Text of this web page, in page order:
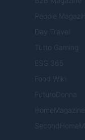
People
Day Travel
Tutto Gaming
ESG 365
Food Wiki
FuturoDonna
HomeMagazine